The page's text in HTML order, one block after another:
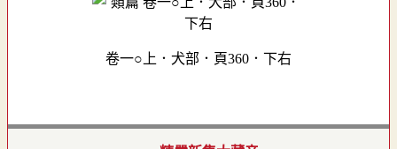
卷一○上．犬部．頁360．下右